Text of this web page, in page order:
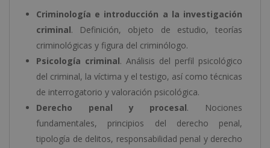
Criminología e introducción a la investigación
criminal. Definición, objeto de estudio, teorías
criminológicas y figura del criminólogo.
Psicología criminal. Análisis del perfil psicológico
del criminal, la víctima y el testigo, así como técnicas
de interrogatorio y valoración psicológica.
Derecho penal y procesal. Nociones
fundamentales, principios del derecho penal,
tipología de delitos, responsabilidad penal y derecho